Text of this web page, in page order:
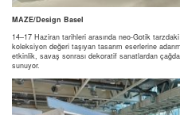
MAZE/Design Basel
14–17 Haziran tarihleri arasında neo-Gotik
koleksiyon değeri taşıyan tasarım eserlerine
etkinlik, savaş sonrası dekoratif sanatlardan
sunuyor.